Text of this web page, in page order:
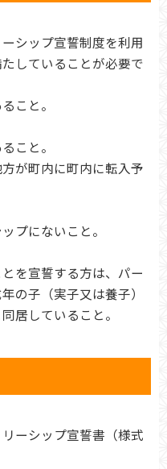
シップ宣誓制度を利用
していることが必要で
こと。
こと。
が町内に町内に転入予
プにないこと。
を宣誓する方は、パー
の子（実子又は養子）
居していること。
ーシップ宣誓書（様式